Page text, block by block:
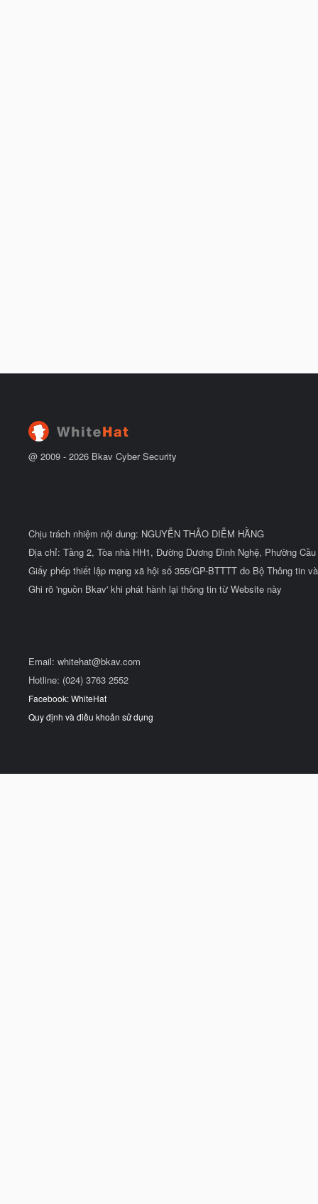
@ 2009 - 2026 Bkav Cyber Security
Chịu trách nhiệm nội dung: NGUYỄN THẢO DIỄM HẰNG
Địa chỉ: Tầng 2, Tòa nhà HH1, Đường Dương Đình Nghệ, Phường
Giấy phép thiết lập mạng xã hội số 355/GP-BTTTT do Bộ Thông tin
Ghi rõ 'nguồn Bkav' khi phát hành lại thông tin từ Website này
Email: whitehat@bkav.com
Hotline: (024) 3763 2552
Facebook: WhiteHat
Quy định và điều khoản sử dụng